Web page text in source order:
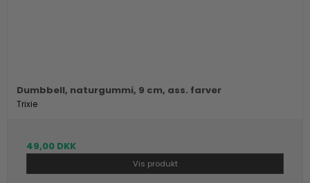
Dumbbell, naturgummi, 9 cm, ass. farver
Trixie
49,00 DKK
Vis produkt